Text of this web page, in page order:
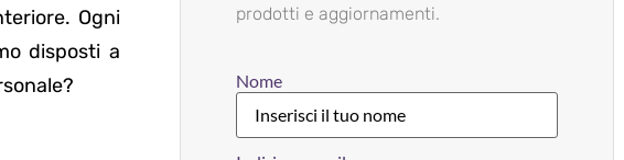
Ogni
disposti a
prodotti e aggiornamenti.
Nome